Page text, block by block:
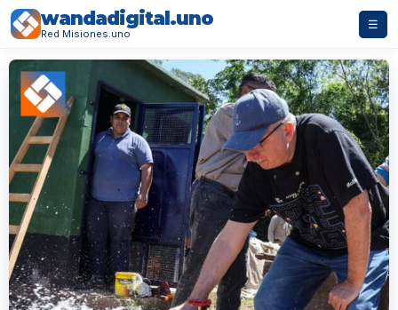
wandadigital.uno
Red Misiones.uno
☰